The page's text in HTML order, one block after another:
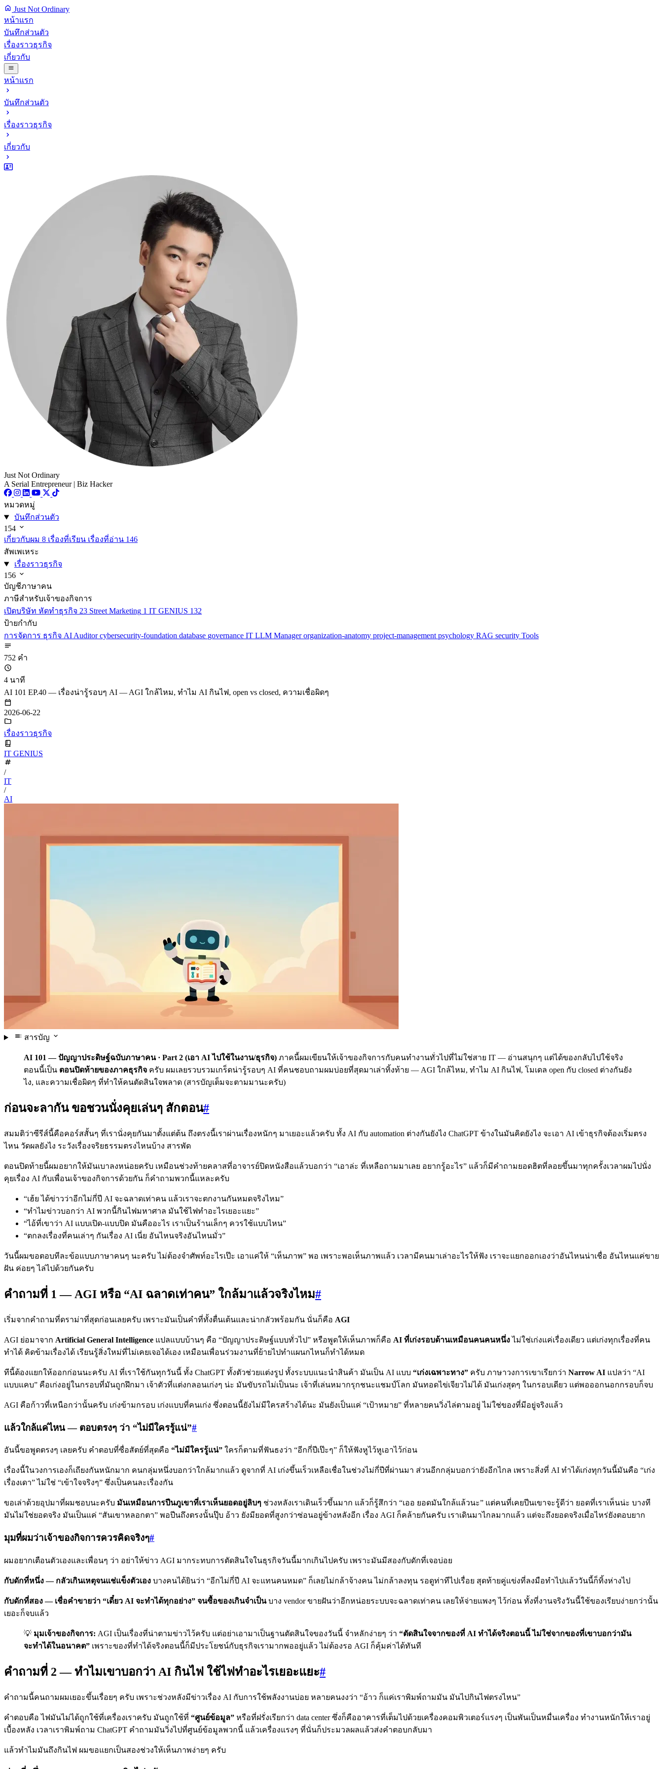
Just Not Ordinary
หน้าแรก
บันทึกส่วนตัว
เรื่องราวธุรกิจ
เกี่ยวกับ
หน้าแรก
บันทึกส่วนตัว
เรื่องราวธุรกิจ
เกี่ยวกับ
Just Not Ordinary
A Serial Entrepreneur | Biz Hacker
หมวดหมู่
บันทึกส่วนตัว
154
เกี่ยวกับผม 8 เรื่องที่เรียน เรื่องที่อ่าน 146
สัพเพเหระ
เรื่องราวธุรกิจ
156
บัญชีภาษาคน
ภาษีสำหรับเจ้าของกิจการ
เปิดบริษัท หัดทำธุรกิจ 23 Street Marketing 1 IT GENIUS 132
ป้ายกำกับ
การจัดการ ธุรกิจ AI Auditorcybersecurity-foundation database governance IT LLM Managerorganization-anatomy project-management psychology RAG security Tools
752 คำ
4 นาที
AI 101 EP.40 — เรื่องน่ารู้รอบๆ AI — AGI ใกล้ไหม, ทำไม AI กินไฟ, open vs closed, ความเชื่อผิดๆ
2026-06-22
เรื่องราวธุรกิจ
IT GENIUS
/
IT
/
AI
สารบัญ
AI 101 — ปัญญาประดิษฐ์ฉบับภาษาคน · Part 2 (เอา AI ไปใช้ในงาน/ธุรกิจ) ภาคนี้ผมเขียนให้เจ้าของกิจการกับคนทำงานทั่วไปที่ไม่ใช่สาย IT — อ่านสนุกๆ แต่ได้ของกลับไปใช้จริง
ตอนนี้เป็น ตอนปิดท้ายของภาคธุรกิจ ครับ ผมเลยรวบรวมเกร็ดน่ารู้รอบๆ AI ที่คนชอบถามผมบ่อยที่สุดมาเล่าทิ้งท้าย — AGI ใกล้ไหม, ทำไม AI กินไฟ, โมเดล open กับ closed ต่างกันยัง
ไง, และความเชื่อผิดๆ ที่ทำให้คนตัดสินใจพลาด (สารบัญเต็มจะตามมานะครับ)
ก่อนจะลากัน ขอชวนนั่งคุยเล่นๆ สักตอน#
สมมติว่าซีรีส์นี้คือคอร์สสั้นๆ ที่เรานั่งคุยกันมาตั้งแต่ต้น ถึงตรงนี้เราผ่านเรื่องหนักๆ มาเยอะแล้วครับ ทั้ง AI กับ automation ต่างกันยังไง ChatGPT ข้างในมันคิดยังไง จะเอา AI เข้าธุรกิจต้องเริ่มตรง
ไหน วัดผลยังไง ระวังเรื่องจริยธรรมตรงไหนบ้าง สารพัด
ตอนปิดท้ายนี้ผมอยากให้มันเบาลงหน่อยครับ เหมือนช่วงท้ายคลาสที่อาจารย์ปิดหนังสือแล้วบอกว่า “เอาล่ะ ที่เหลือถามมาเลย อยากรู้อะไร” แล้วก็มีคำถามยอดฮิตที่ลอยขึ้นมาทุกครั้งเวลาผมไปนั่ง
คุยเรื่อง AI กับเพื่อนเจ้าของกิจการด้วยกัน ก็คำถามพวกนี้แหละครับ
“เฮ้ย ได้ข่าวว่าอีกไม่กี่ปี AI จะฉลาดเท่าคน แล้วเราจะตกงานกันหมดจริงไหม”
“ทำไมข่าวบอกว่า AI พวกนี้กินไฟมหาศาล มันใช้ไฟทำอะไรเยอะแยะ”
“ไอ้ที่เขาว่า AI แบบเปิด-แบบปิด มันคืออะไร เราเป็นร้านเล็กๆ ควรใช้แบบไหน”
“ตกลงเรื่องที่คนเล่าๆ กันเรื่อง AI เนี่ย อันไหนจริงอันไหนมั่ว”
วันนี้ผมขอตอบทีละข้อแบบภาษาคนๆ นะครับ ไม่ต้องจำศัพท์อะไรเป๊ะ เอาแค่ให้ “เห็นภาพ” พอ เพราะพอเห็นภาพแล้ว เวลามีคนมาเล่าอะไรให้ฟัง เราจะแยกออกเองว่าอันไหนน่าเชื่อ อันไหนแค่ขาย
ฝัน ค่อยๆ ไล่ไปด้วยกันครับ
คำถามที่ 1 — AGI หรือ “AI ฉลาดเท่าคน” ใกล้มาแล้วจริงไหม#
เริ่มจากคำถามที่ดราม่าที่สุดก่อนเลยครับ เพราะมันเป็นคำที่ทั้งตื่นเต้นและน่ากลัวพร้อมกัน นั่นก็คือ AGI
AGI ย่อมาจาก Artificial General Intelligence แปลแบบบ้านๆ คือ “ปัญญาประดิษฐ์แบบทั่วไป” หรือพูดให้เห็นภาพก็คือ AI ที่เก่งรอบด้านเหมือนคนคนหนึ่งไม่ใช่เก่งแค่เรื่องเดียว แต่เก่งทุกเรื่องที่คน
ทำได้ คิดข้ามเรื่องได้ เรียนรู้สิ่งใหม่ที่ไม่เคยเจอได้เอง เหมือนเพื่อนร่วมงานที่ย้ายไปทำแผนกไหนก็ทำได้หมด
ทีนี้ต้องแยกให้ออกก่อนนะครับ AI ที่เราใช้กันทุกวันนี้ ทั้ง ChatGPT ทั้งตัวช่วยแต่งรูป ทั้งระบบแนะนำสินค้า มันเป็น AI แบบ “เก่งเฉพาะทาง” ครับ ภาษาวงการเขาเรียกว่า Narrow AI แปลว่า “AI
แบบแคบ” คือเก่งอยู่ในกรอบที่มันถูกฝึกมา เจ้าตัวที่แต่งกลอนเก่งๆ น่ะ มันขับรถไม่เป็นนะ เจ้าที่เล่นหมากรุกชนะแชมป์โลก มันทอดไข่เจียวไม่ได้ มันเก่งสุดๆ ในกรอบเดียว แต่พอออกนอกกรอบก็จบ
AGI คือก้าวที่เหนือกว่านั้นครับ เก่งข้ามกรอบ เก่งแบบที่คนเก่ง ซึ่งตอนนี้ยังไม่มีใครสร้างได้นะ มันยังเป็นแค่ “เป้าหมาย” ที่หลายคนวิ่งไล่ตามอยู่ ไม่ใช่ของที่มีอยู่จริงแล้ว
แล้วใกล้แค่ไหน — ตอบตรงๆ ว่า “ไม่มีใครรู้แน่”#
อันนี้ขอพูดตรงๆ เลยครับ คำตอบที่ซื่อสัตย์ที่สุดคือ “ไม่มีใครรู้แน่” ใครก็ตามที่ฟันธงว่า “อีกกี่ปีเป๊ะๆ” ก็ให้ฟังหูไว้หูเอาไว้ก่อน
เรื่องนี้ในวงการเองก็เถียงกันหนักมาก คนกลุ่มหนึ่งบอกว่าใกล้มากแล้ว ดูจากที่ AI เก่งขึ้นเร็วเหลือเชื่อในช่วงไม่กี่ปีที่ผ่านมา ส่วนอีกกลุ่มบอกว่ายังอีกไกล เพราะสิ่งที่ AI ทำได้เก่งทุกวันนี้มันคือ “เก่ง
เรื่องเดา” ไม่ใช่ “เข้าใจจริงๆ” ซึ่งเป็นคนละเรื่องกัน
ขอเล่าด้วยอุปมาที่ผมชอบนะครับ มันเหมือนการปีนภูเขาที่เราเห็นยอดอยู่ลิบๆ ช่วงหลังเราเดินเร็วขึ้นมาก แล้วก็รู้สึกว่า “เออ ยอดมันใกล้แล้วนะ” แต่คนที่เคยปีนเขาจะรู้ดีว่า ยอดที่เราเห็นน่ะ บางที
มันไม่ใช่ยอดจริง มันเป็นแค่ “สันเขาหลอกตา” พอปีนถึงตรงนั้นปุ๊บ อ้าว ยังมียอดที่สูงกว่าซ่อนอยู่ข้างหลังอีก เรื่อง AGI ก็คล้ายกันครับ เราเดินมาไกลมากแล้ว แต่จะถึงยอดจริงเมื่อไหร่ยังตอบยาก
มุมที่ผมว่าเจ้าของกิจการควรคิดจริงๆ#
ผมอยากเตือนตัวเองและเพื่อนๆ ว่า อย่าให้ข่าว AGI มากระทบการตัดสินใจในธุรกิจวันนี้มากเกินไปครับ เพราะมันมีสองกับดักที่เจอบ่อย
กับดักที่หนึ่ง — กลัวเกินเหตุจนแช่แข็งตัวเอง บางคนได้ยินว่า “อีกไม่กี่ปี AI จะแทนคนหมด” ก็เลยไม่กล้าจ้างคน ไม่กล้าลงทุน รอดูท่าทีไปเรื่อย สุดท้ายคู่แข่งที่ลงมือทำไปแล้ววันนี้ก็ทิ้งห่างไป
กับดักที่สอง — เชื่อคำขายว่า “เดี๋ยว AI จะทำได้ทุกอย่าง” จนซื้อของเกินจำเป็นบาง vendor ขายฝันว่าอีกหน่อยระบบจะฉลาดเท่าคน เลยให้จ่ายแพงๆ ไว้ก่อน ทั้งที่งานจริงวันนี้ใช้ของเรียบง่ายกว่านั้น
เยอะก็จบแล้ว
💡 มุมเจ้าของกิจการ: AGI เป็นเรื่องที่น่าตามข่าวไว้ครับ แต่อย่าเอามาเป็นฐานตัดสินใจของวันนี้ จำหลักง่ายๆ ว่า “ตัดสินใจจากของที่ AI ทำได้จริงตอนนี้ ไม่ใช่จากของที่เขาบอกว่ามัน
จะทำได้ในอนาคต” เพราะของที่ทำได้จริงตอนนี้ก็มีประโยชน์กับธุรกิจเรามากพออยู่แล้ว ไม่ต้องรอ AGI ก็คุ้มค่าได้ทันที
คำถามที่ 2 — ทำไมเขาบอกว่า AI กินไฟ ใช้ไฟทำอะไรเยอะแยะ#
คำถามนี้คนถามผมเยอะขึ้นเรื่อยๆ ครับ เพราะช่วงหลังมีข่าวเรื่อง AI กับการใช้พลังงานบ่อย หลายคนงงว่า “อ้าว ก็แค่เราพิมพ์ถามมัน มันไปกินไฟตรงไหน”
คำตอบคือ ไฟมันไม่ได้ถูกใช้ที่เครื่องเราครับ มันถูกใช้ที่ “ศูนย์ข้อมูล” หรือที่ฝรั่งเรียกว่า data center ซึ่งก็คืออาคารที่เต็มไปด้วยเครื่องคอมพิวเตอร์แรงๆ เป็นพันเป็นหมื่นเครื่อง ทำงานหนักให้เราอยู่
เบื้องหลัง เวลาเราพิมพ์ถาม ChatGPT คำถามมันวิ่งไปที่ศูนย์ข้อมูลพวกนี้ แล้วเครื่องแรงๆ ที่นั่นก็ประมวลผลแล้วส่งคำตอบกลับมา
แล้วทำไมมันถึงกินไฟ ผมขอแยกเป็นสองช่วงให้เห็นภาพง่ายๆ ครับ